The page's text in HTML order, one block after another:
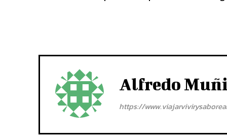
Alfredo
https://